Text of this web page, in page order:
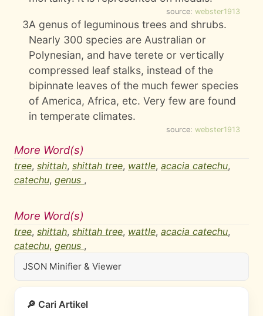
source: webster1913
3A genus of leguminous trees and shrubs.
Nearly 300 species are Australian or
Polynesian, and have terete or vertically
compressed leaf stalks, instead of the
bipinnate leaves of the much fewer species
of America, Africa, etc. Very few are found
in temperate climates.
source: webster1913
More Word(s)
tree, shittah, shittah tree, wattle, acacia catechu,
catechu, genus ,
More Word(s)
tree, shittah, shittah tree, wattle, acacia catechu,
catechu, genus ,
JSON Minifier & Viewer
🔎 Cari Artikel